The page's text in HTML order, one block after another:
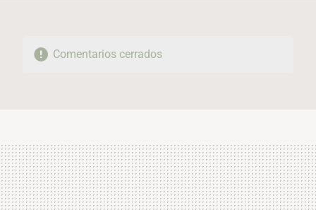
Comentarios cerrados